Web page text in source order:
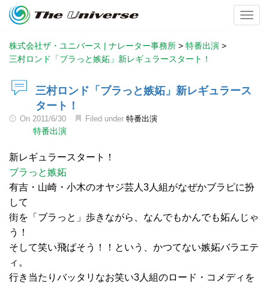
株式会社ザ・ユニバース | ナレーター事務所 > 特番出演 >
三村ロンド「ブラっと嫉妬」新レギュラースタート！
三村ロンド「ブラっと嫉妬」新レギュラース
タート！
On 2011/6/30 Filed under 特番出演
特番出演
新レギュラースタート！
ブラっと嫉妬
有吉・山崎・小木のオヤジ芸人3人組がなぜかブラピに扮
して
街を「ブラっと」歩きながら、なんでもかんでも妬んじゃ
う！
そして笑い飛ばそう！！という、かつてない嫉妬バラエテ
ィ。
行き当たりバッタリなお笑い3人組のロード・コメディを